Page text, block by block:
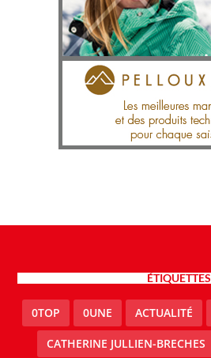
ÉTIQUETTES
0TOP 0UNE ACTUALITÉ
CATHERINE JULLIEN-BRECHES